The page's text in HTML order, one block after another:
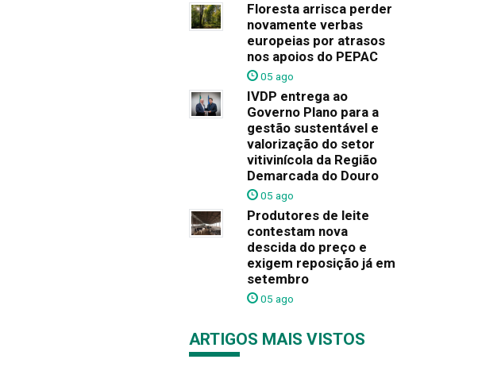
Floresta arrisca perder
novamente verbas
europeias por atrasos
nos apoios do PEPAC
05 ago
IVDP entrega ao
Governo Plano para a
gestão sustentável e
valorização do setor
vitivinícola da Região
Demarcada do Douro
05 ago
Produtores de leite
contestam nova
descida do preço e
exigem reposição já em
setembro
05 ago
ARTIGOS MAIS VISTOS